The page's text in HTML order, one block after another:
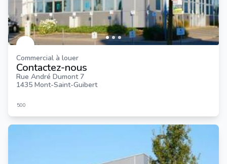
Commercial à louer
Contactez-nous
Rue André Dumont 7
1435 Mont-Saint-Guibert
500